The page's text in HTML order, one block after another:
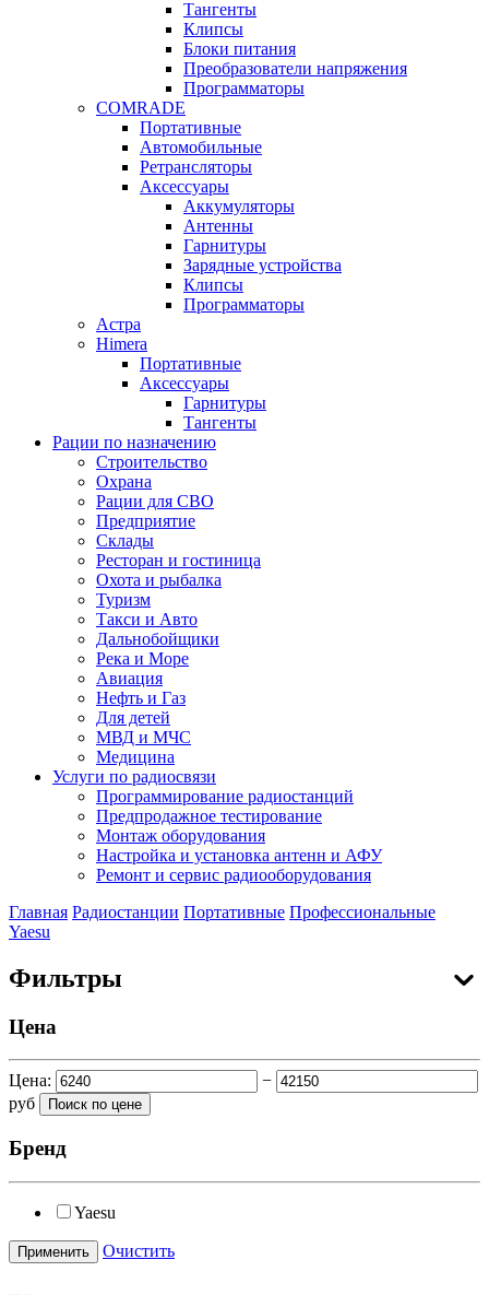
Тангенты
Клипсы
Блоки питания
Преобразователи напряжения
Программаторы
COMRADE
Портативные
Автомобильные
Ретрансляторы
Аксессуары
Аккумуляторы
Антенны
Гарнитуры
Зарядные устройства
Клипсы
Программаторы
Астра
Himera
Портативные
Аксессуары
Гарнитуры
Тангенты
Рации по назначению
Строительство
Охрана
Рации для СВО
Предприятие
Склады
Ресторан и гостиница
Охота и рыбалка
Туризм
Такси и Авто
Дальнобойщики
Река и Море
Авиация
Нефть и Газ
Для детей
МВД и МЧС
Медицина
Услуги по радиосвязи
Программирование радиостанций
Предпродажное тестирование
Монтаж оборудования
Настройка и установка антенн и АФУ
Ремонт и сервис радиооборудования
Главная Радиостанции Портативные Профессиональные
Yaesu
Фильтры
Цена
Цена:
−
руб
Бренд
Yaesu
Очистить